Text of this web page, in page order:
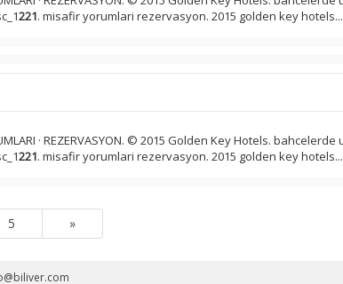
221. misafir yorumlari rezervasyon. 2015 golden key hotels...
· REZERVASYON. © 2015 Golden Key Hotels. bahcelerde
221. misafir yorumlari rezervasyon. 2015 golden key hotels...
5 »